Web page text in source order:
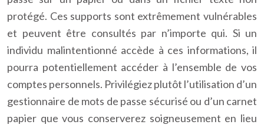
protégé. Ces supports sont extrêmement vulnérables
et peuvent être consultés par n’importe qui. Si un
individu malintentionné accède à ces informations, il
pourra potentiellement accéder à l’ensemble de vos
comptes personnels. Privilégiez plutôt l’utilisation d’un
gestionnaire de mots de passe sécurisé ou d’un carnet
papier que vous conserverez soigneusement en lieu